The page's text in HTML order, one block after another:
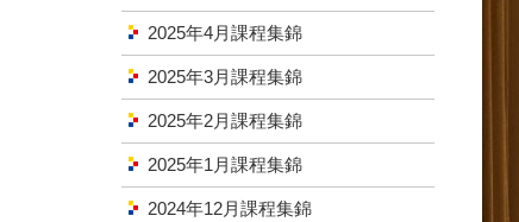
2025年4月課程集錦
2025年3月課程集錦
2025年2月課程集錦
2025年1月課程集錦
2024年12月課程集錦